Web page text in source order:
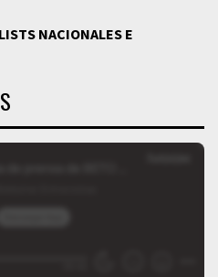
NACIONALES E